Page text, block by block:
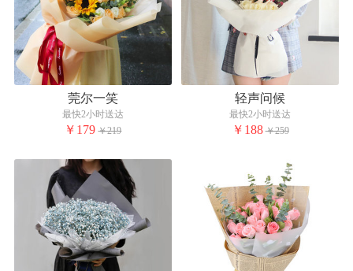
莞尔一笑
最快2小时送达
￥179 ￥219
轻声问候
最快2小时送达
￥188 ￥259